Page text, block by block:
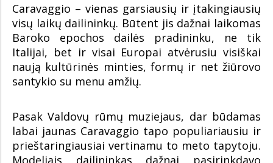
Caravaggio – vienas garsiausių ir įtakingiausių
visų laikų dailininkų. Būtent jis dažnai laikomas
Baroko epochos dailės pradininku, ne tik
Italijai, bet ir visai Europai atvėrusiu visiškai
naują kultūrinės minties, formų ir net žiūrovo
santykio su menu amžių.
Pasak Valdovų rūmų muziejaus, dar būdamas
labai jaunas Caravaggio tapo populiariausiu ir
prieštaringiausiai vertinamu to meto tapytoju.
Modeliais dailininkas dažnai pasirinkdavo